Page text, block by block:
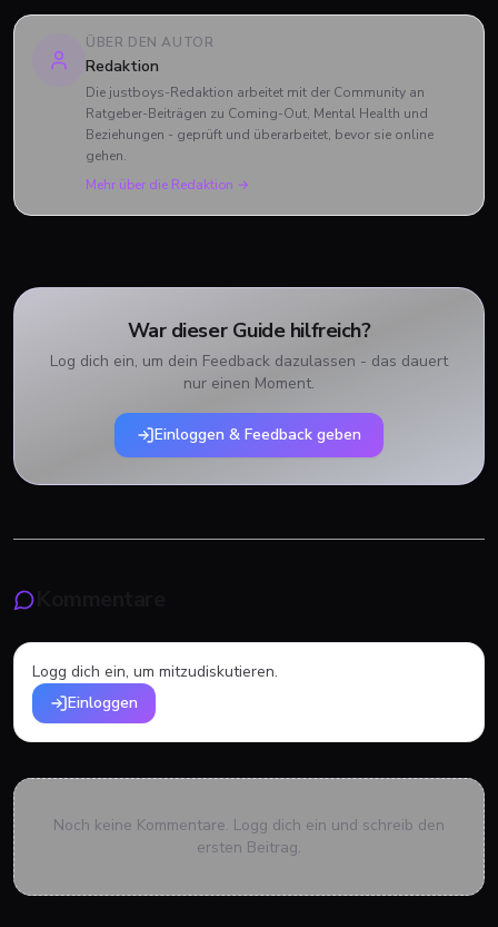
ÜBER DEN AUTOR
Redaktion
Die justboys-Redaktion arbeitet mit der Community an
Ratgeber-Beiträgen zu Coming-Out, Mental Health und
Beziehungen - geprüft und überarbeitet, bevor sie online
gehen.
Mehr über die Redaktion →
War dieser Guide hilfreich?
Log dich ein, um dein Feedback dazulassen - das dauert
nur einen Moment.
Einloggen & Feedback geben
Logg dich ein, um mitzudiskutieren.
Einloggen
Noch keine Kommentare. Logg dich ein und schreib den
ersten Beitrag.